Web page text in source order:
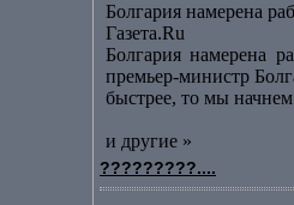
Болгария намерена
Газета.Ru
Болгария намерена
премьер-министр
быстрее, то мы
и другие »
?????????....